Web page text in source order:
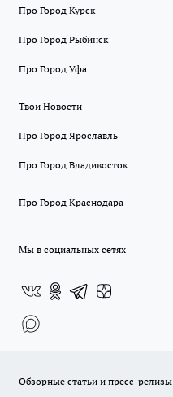
Про Город Курск
Про Город Рыбинск
Про Город Уфа
Твои Новости
Про Город Ярославль
Про Город Владивосток
Про Город Краснодара
Мы в социальных сетях
Обзорные статьи и пресс-релизы